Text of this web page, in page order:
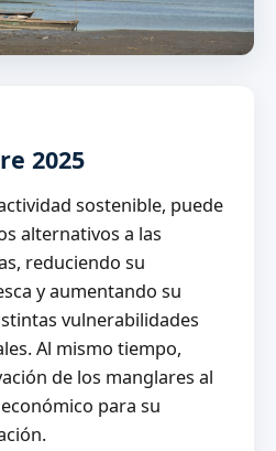
2025
sostenible, puede
alternativos a las
reduciendo su
y aumentando su
vulnerabilidades
Al mismo tiempo,
de los manglares al
para su